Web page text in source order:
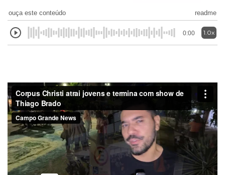
ouça este conteúdo readme
0:00 1.0x